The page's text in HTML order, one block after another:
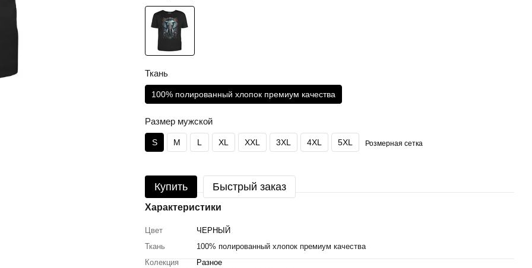
Ткань
100% полированный хлопок премиум качества
Размер мужской
S M L XL XXL 3XL 4XL 5XL Розмерная сетка
Купить Быстрый заказ
Характеристики
Цвет
ЧЕРНЫЙ
Ткань
100% полированный хлопок премиум качества
Колекция
Разное